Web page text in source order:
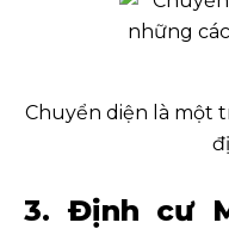
Chuyển diện là một
3. Định cư